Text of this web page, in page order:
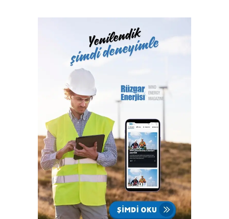
Vakfı, fiziki alanlarının yeterliliği ve gelişmeye açık oluşu
ile büyüme yolunda hızla ilerliyor. Türk Loydu, Türkiye’nin
milli kuruluşudur. Yetkisi olan alanlar hemen hemen
Türkiye’nin ekonomisine katkı sağlayan sektörlerin
tamamını içermektedir ve IACS üyeliğimiz ile büyümenin,
gelişmenin ve ülkemize katkı sağlamanın faydası ve gururu
100. yılında Türkiye Cumhuriyeti’nindir.”